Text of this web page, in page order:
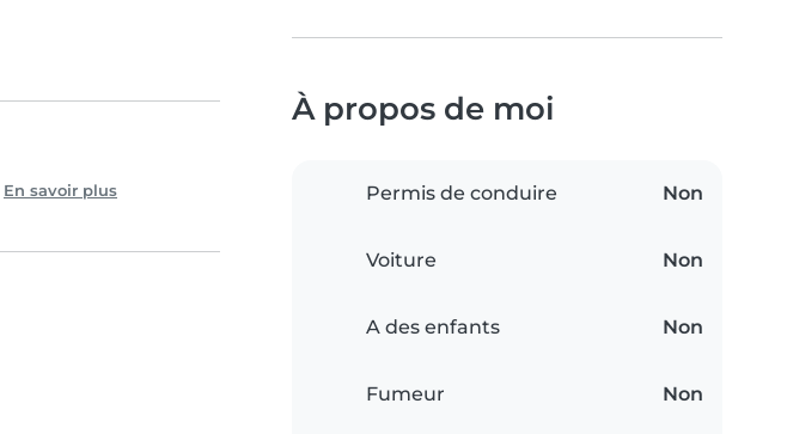
En savoir plus
À propos de moi
Permis de conduire Non
Voiture Non
A des enfants Non
Fumeur Non